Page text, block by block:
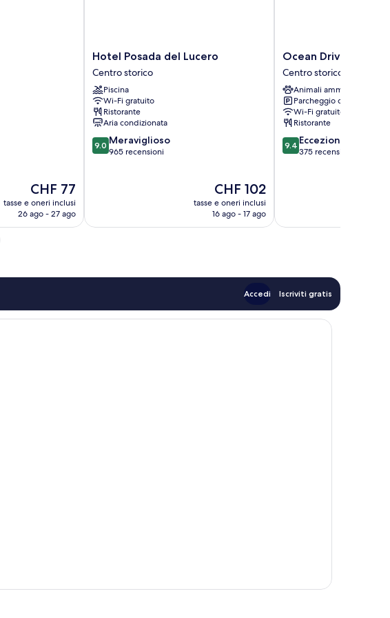
Il
prezzo
attuale
CHF 77
tasse e oneri inclusi
26 ago - 27 ago
Hotel
Posada
del
Lucero
Centro
storico
Hotel Posada del Lucero
Centro storico
Piscina
Wi-Fi gratuito
Ristorante
Aria condizionata
9.0
su
9.0 Meraviglioso
965 recensioni
Il
prezzo
attuale
CHF 102
tasse e oneri inclusi
16 ago - 17 ago
Ocean
Drive
Sevilla
Centro
storico
Ocean Drive Sevilla
Centro storico
Animali ammessi
Parcheggio disponibile
Wi-Fi gratuito
Ristorante
9.4
su
9.4 Eccezionale
375 recensioni
Accedi Iscriviti gratis